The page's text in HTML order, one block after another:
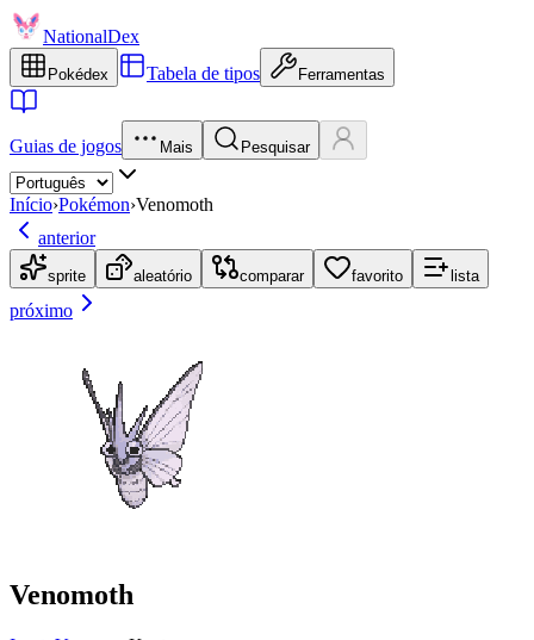
NationalDex
Pokédex Tabela de tipos Ferramentas
Guias de jogos Mais Pesquisar
Início›Pokémon›Venomoth
anterior
sprite aleatório comparar favorito lista
próximo
Venomoth